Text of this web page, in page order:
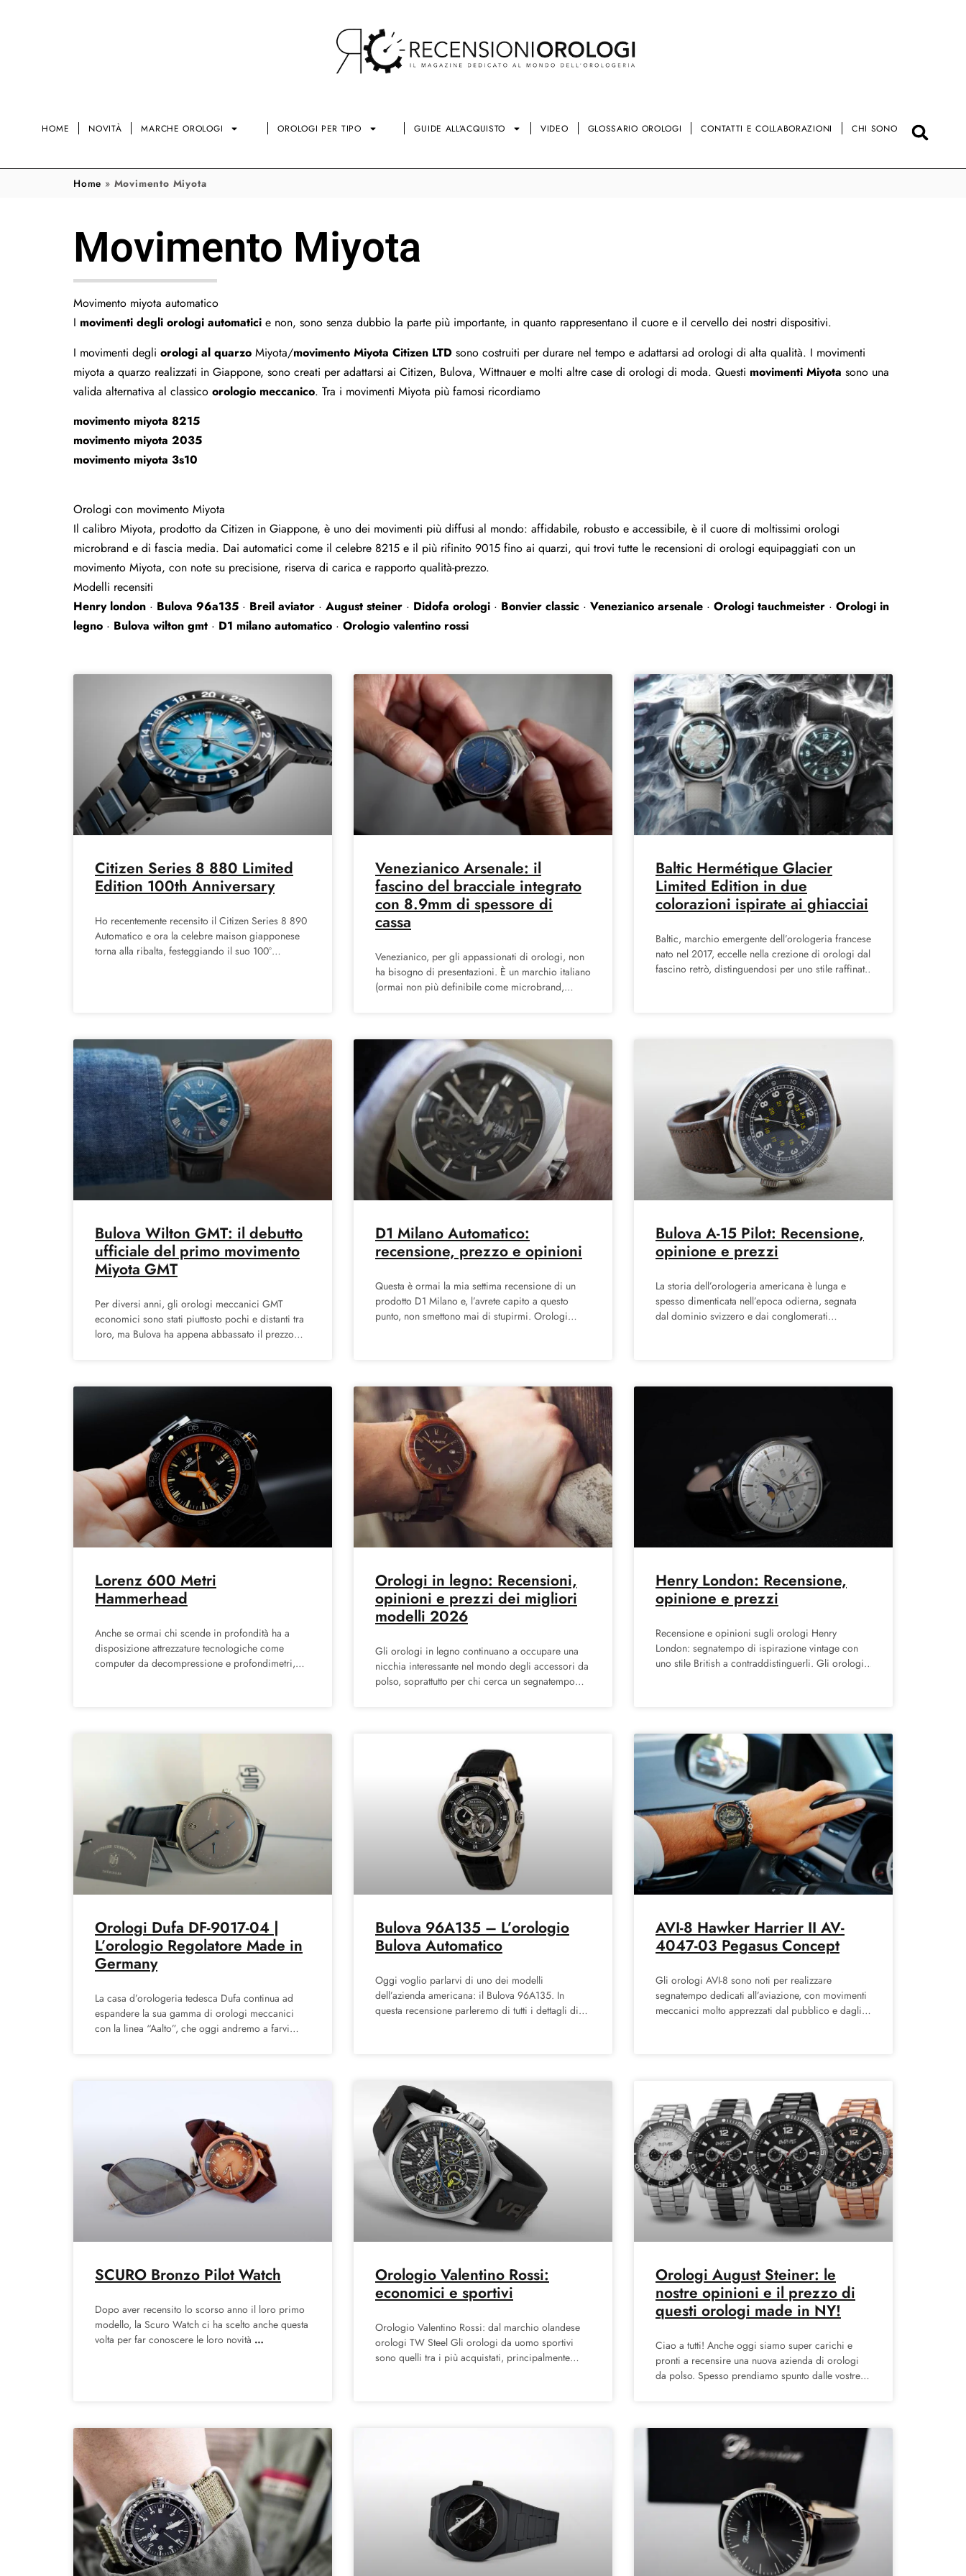
HOME NOVITÀ MARCHE OROLOGI OROLOGI PER TIPO GUIDE ALL’ACQUISTO VIDEO GLOSSARIO OROLOGI CONTATTI E COLLABORAZIONI CHI SONO
Home » Movimento Miyota
Movimento Miyota
Movimento miyota automatico
I movimenti degli orologi automatici e non, sono senza dubbio la parte più importante, in quanto rappresentano il cuore e il cervello dei nostri dispositivi.
I movimenti degli orologi al quarzo Miyota/movimento Miyota Citizen LTD sono costruiti per durare nel tempo e adattarsi ad orologi di alta qualità. I movimenti
miyota a quarzo realizzati in Giappone, sono creati per adattarsi ai Citizen, Bulova, Wittnauer e molti altre case di orologi di moda. Questi movimenti Miyota sono una
valida alternativa al classico orologio meccanico. Tra i movimenti Miyota più famosi ricordiamo
movimento miyota 8215
movimento miyota 2035
movimento miyota 3s10
Orologi con movimento Miyota
Il calibro Miyota, prodotto da Citizen in Giappone, è uno dei movimenti più diffusi al mondo: affidabile, robusto e accessibile, è il cuore di moltissimi orologi
microbrand e di fascia media. Dai automatici come il celebre 8215 e il più rifinito 9015 fino ai quarzi, qui trovi tutte le recensioni di orologi equipaggiati con un
movimento Miyota, con note su precisione, riserva di carica e rapporto qualità-prezzo.
Modelli recensiti
Henry london · Bulova 96a135 · Breil aviator · August steiner · Didofa orologi · Bonvier classic · Venezianico arsenale · Orologi tauchmeister · Orologi in
legno · Bulova wilton gmt · D1 milano automatico · Orologio valentino rossi
Citizen Series 8 880 Limited
Edition 100th Anniversary
Ho recentemente recensito il Citizen Series 8 890
Automatico e ora la celebre maison giapponese
torna alla ribalta, festeggiando il suo 100°
Venezianico Arsenale: il
fascino del bracciale integrato
con 8.9mm di spessore di
cassa
Venezianico, per gli appassionati di orologi, non
ha bisogno di presentazioni. È un marchio italiano
(ormai non più definibile come microbrand,
Baltic Hermétique Glacier
Limited Edition in due
colorazioni ispirate ai ghiacciai
Baltic, marchio emergente dell’orologeria francese
nato nel 2017, eccelle nella crezione di orologi dal
fascino retrò, distinguendosi per uno stile raffinato
Bulova Wilton GMT: il debutto
ufficiale del primo movimento
Miyota GMT
Per diversi anni, gli orologi meccanici GMT
economici sono stati piuttosto pochi e distanti tra
loro, ma Bulova ha appena abbassato il prezzo
D1 Milano Automatico:
recensione, prezzo e opinioni
Questa è ormai la mia settima recensione di un
prodotto D1 Milano e, l’avrete capito a questo
punto, non smettono mai di stupirmi. Orologi
Bulova A-15 Pilot: Recensione,
opinione e prezzi
La storia dell’orologeria americana è lunga e
spesso dimenticata nell’epoca odierna, segnata
dal dominio svizzero e dai conglomerati
Lorenz 600 Metri
Hammerhead
Anche se ormai chi scende in profondità ha a
disposizione attrezzature tecnologiche come
computer da decompressione e profondimetri,
Orologi in legno: Recensioni,
opinioni e prezzi dei migliori
modelli 2026
Gli orologi in legno continuano a occupare una
nicchia interessante nel mondo degli accessori da
polso, soprattutto per chi cerca un segnatempo
Henry London: Recensione,
opinione e prezzi
Recensione e opinioni sugli orologi Henry
London: segnatempo di ispirazione vintage con
uno stile British a contraddistinguerli. Gli orologi
Orologi Dufa DF-9017-04 |
L’orologio Regolatore Made in
Germany
La casa d’orologeria tedesca Dufa continua ad
espandere la sua gamma di orologi meccanici
con la linea “Aalto”, che oggi andremo a farvi
Bulova 96A135 – L’orologio
Bulova Automatico
Oggi voglio parlarvi di uno dei modelli
dell’azienda americana: il Bulova 96A135. In
questa recensione parleremo di tutti i dettagli di
AVI-8 Hawker Harrier II AV-
4047-03 Pegasus Concept
Gli orologi AVI-8 sono noti per realizzare
segnatempo dedicati all’aviazione, con movimenti
meccanici molto apprezzati dal pubblico e dagli
SCURO Bronzo Pilot Watch
Dopo aver recensito lo scorso anno il loro primo
modello, la Scuro Watch ci ha scelto anche questa
volta per far conoscere le loro novità
Orologio Valentino Rossi:
economici e sportivi
Orologio Valentino Rossi: dal marchio olandese
orologi TW Steel Gli orologi da uomo sportivi
sono quelli tra i più acquistati, principalmente
Orologi August Steiner: le
nostre opinioni e il prezzo di
questi orologi made in NY!
Ciao a tutti! Anche oggi siamo super carichi e
pronti a recensire una nuova azienda di orologi
da polso. Spesso prendiamo spunto dalle vostre